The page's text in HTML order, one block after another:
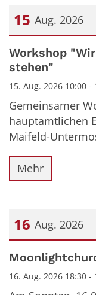
15 Aug. 2026
Datum: 15.
Workshop
stehen"
15. Aug. 2026 10:00 -
Gemeinsamer
hauptamtlichen
Maifeld-
Mehr
16 Aug. 2026
Datum: 16.
16. Aug. 2026 18:30 -